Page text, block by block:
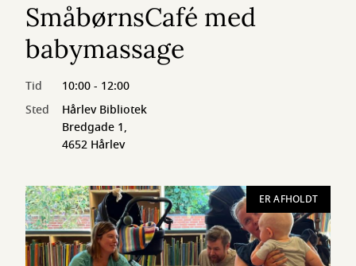
ER AFHOLDT
SmåbørnsCafé med
babymassage
Tid
10:00 - 12:00
Sted
Hårlev Bibliotek
Bredgade 1,
4652 Hårlev